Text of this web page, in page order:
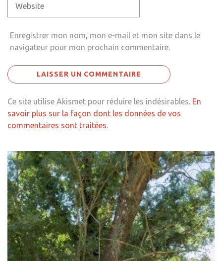
Enregistrer mon nom, mon e-mail et mon site dans le
navigateur pour mon prochain commentaire.
Ce site utilise Akismet pour réduire les indésirables. En
savoir plus sur la façon dont les données de vos
commentaires sont traitées.